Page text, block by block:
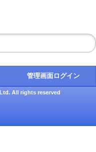
管理画面ログイン
All rights reserved